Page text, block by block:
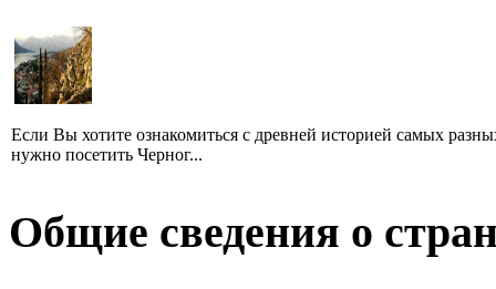
Если Вы хотите ознакомиться с древней историей самых
нужно посетить Черног...
Общие сведения о